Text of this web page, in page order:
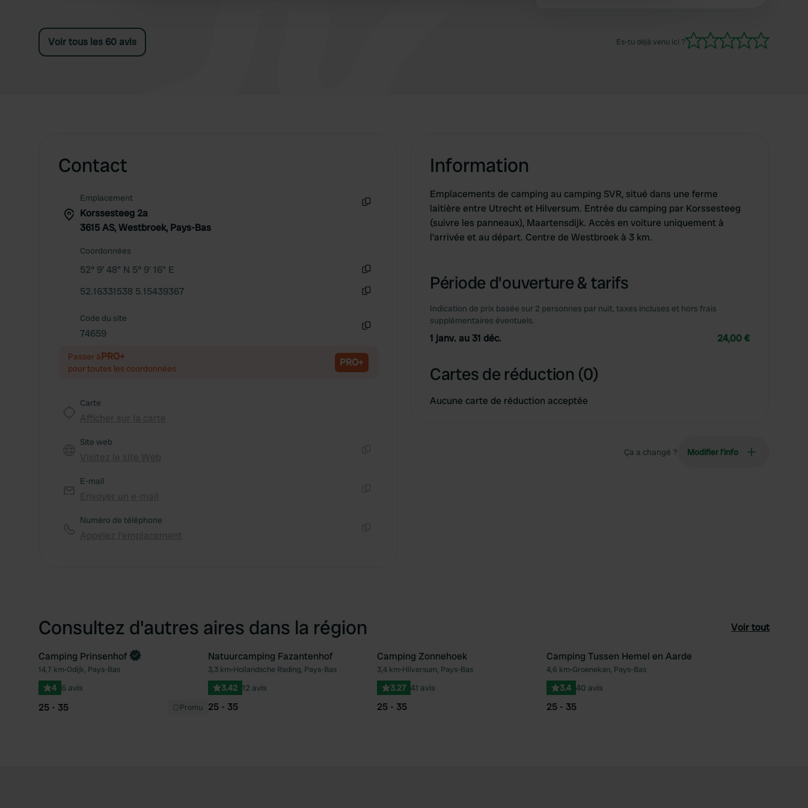
Voir tous les 60 avis Es-tu déjà venu ici ?
Contact
Emplacement
Korssesteeg 2a
3615 AS, Westbroek, Pays-Bas
Coordonnées
52° 9' 48" N 5° 9' 16" E
52.16331538 5.15439367
Code du site
74659
Passer àPRO+
pour toutes les coordonnées PRO+
Carte
Site web
E-mail
Numéro de téléphone
Information
Emplacements de camping au camping SVR, situé dans une ferme
laitière entre Utrecht et Hilversum. Entrée du camping par Korssesteeg
(suivre les panneaux), Maartensdijk. Accès en voiture uniquement à
l'arrivée et au départ. Centre de Westbroek à 3 km.
Période d'ouverture & tarifs
Indication de prix basée sur 2 personnes par nuit, taxes incluses et hors frais
supplémentaires éventuels.
1 janv. au 31 déc. 24,00 €
Cartes de réduction (0)
Aucune carte de réduction acceptée
Ça a changé ? Modifier l’info
Consultez d'autres aires dans la région Voir tout
Préféré
Reserve maintenant
Camping Prinsenhof
14,7 km•Odijk, Pays-Bas
4 6 avis
25 - 35 Promu
Préféré
Natuurcamping Fazantenhof
3,3 km•Hollandsche Rading, Pays-Bas
3.42 12 avis
25 - 35
Préféré
Camping Zonnehoek
3,4 km•Hilversum, Pays-Bas
3.27 41 avis
25 - 35
Camping Tussen Hemel en Aarde
4,6 km•Groenekan, Pays-Bas
3.4 40 avis
25 - 35